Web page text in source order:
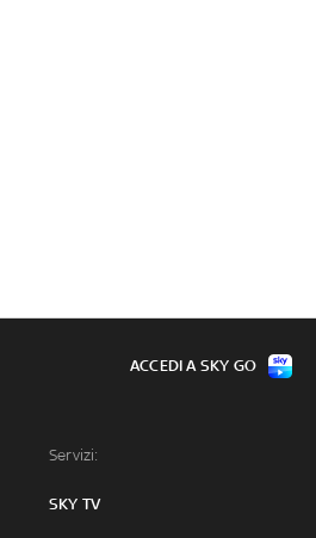
Servizi:
SKY TV
ACCEDI A SKY GO